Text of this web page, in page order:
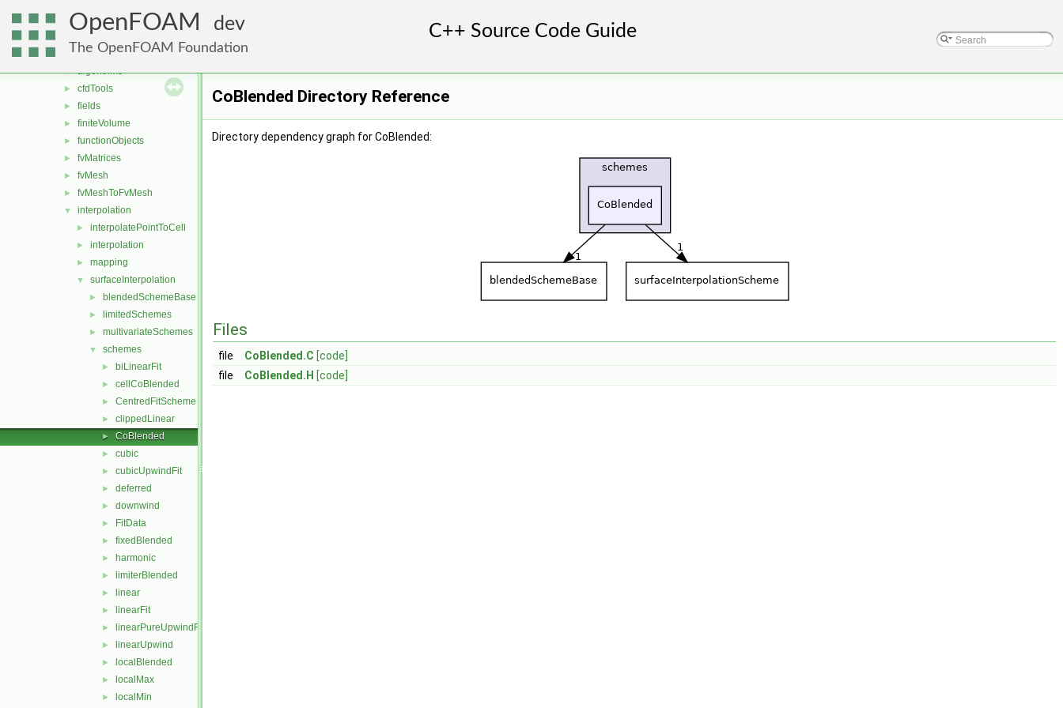
OpenFOAM dev
The OpenFOAM Foundation
dummyThirdParty
fileFormats
finiteVolume
► algorithms
► cfdTools
► fields
► finiteVolume
► functionObjects
► fvMatrices
► fvMesh
► fvMeshToFvMesh
▼ interpolation
► interpolatePointToCell
► interpolation
► mapping
▼ surfaceInterpolation
► blendedSchemeBase
► limitedSchemes
► multivariateSchemes
▼ schemes
► biLinearFit
► cellCoBlended
► CentredFitScheme
► clippedLinear
► CoBlended
► cubic
► cubicUpwindFit
► deferred
► downwind
► FitData
► fixedBlended
► harmonic
► limiterBlended
► linear
► linearFit
► linearPureUpwindFit
► linearUpwind
► localBlended
► localMax
► localMin
CoBlended Directory Reference
Directory dependency graph for CoBlended:
Files
file CoBlended.C [code]
file
CoBlended.H [code]